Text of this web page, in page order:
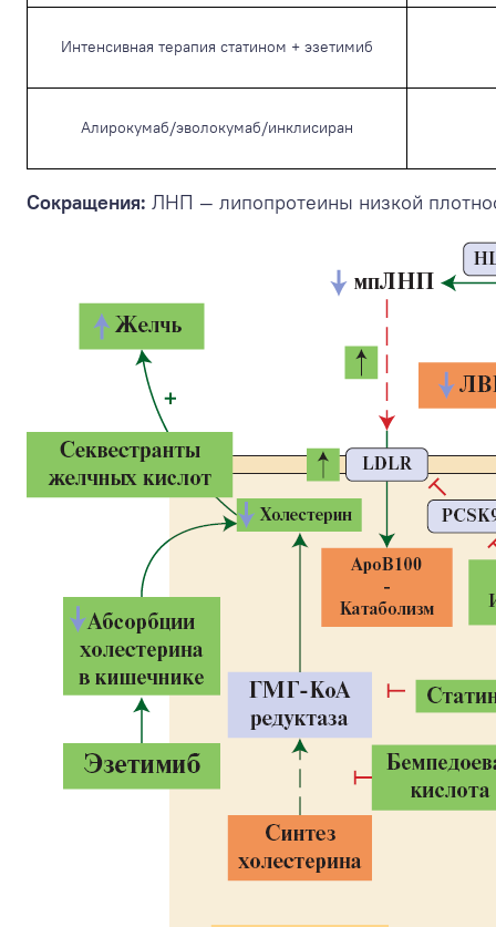
Интенсивная терапия статином + эзетимиб
Алирокумаб/эволокумаб/инклисиран
Сокращения: ЛНП — липопротеины низкой